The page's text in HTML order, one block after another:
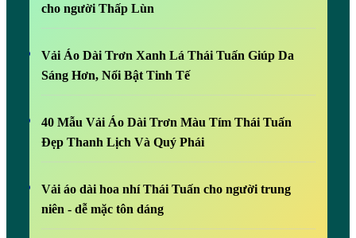
cho người Thấp Lùn
Vải Áo Dài Trơn Xanh Lá Thái Tuấn Giúp Da
Sáng Hơn, Nổi Bật Tinh Tế
40 Mẫu Vải Áo Dài Trơn Màu Tím Thái Tuấn
Đẹp Thanh Lịch Và Quý Phái
Vải áo dài hoa nhí Thái Tuấn cho người trung
niên - dễ mặc tôn dáng